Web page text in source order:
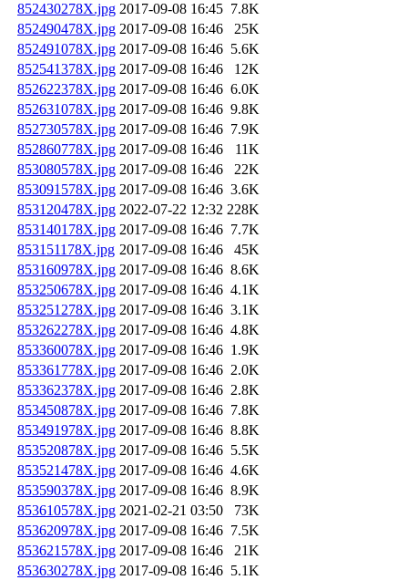
852430278X.jpg 2017-09-08 16:45 7.8K
852490478X.jpg 2017-09-08 16:46
25K
852491078X.jpg 2017-09-08 16:46 5.6K
852541378X.jpg 2017-09-08 16:46
12K
852622378X.jpg 2017-09-08 16:46 6.0K
852631078X.jpg 2017-09-08 16:46 9.8K
852730578X.jpg 2017-09-08 16:46 7.9K
852860778X.jpg 2017-09-08 16:46
11K
853080578X.jpg 2017-09-08 16:46
22K
853091578X.jpg 2017-09-08 16:46 3.6K
853120478X.jpg 2022-07-22 12:32 228K
853140178X.jpg 2017-09-08 16:46 7.7K
853151178X.jpg 2017-09-08 16:46
45K
853160978X.jpg 2017-09-08 16:46 8.6K
853250678X.jpg 2017-09-08 16:46 4.1K
853251278X.jpg 2017-09-08 16:46 3.1K
853262278X.jpg 2017-09-08 16:46 4.8K
853360078X.jpg 2017-09-08 16:46 1.9K
853361778X.jpg 2017-09-08 16:46 2.0K
853362378X.jpg 2017-09-08 16:46 2.8K
853450878X.jpg 2017-09-08 16:46 7.8K
853491978X.jpg 2017-09-08 16:46 8.8K
853520878X.jpg 2017-09-08 16:46 5.5K
853521478X.jpg 2017-09-08 16:46 4.6K
853590378X.jpg 2017-09-08 16:46 8.9K
853610578X.jpg 2021-02-21 03:50
73K
853620978X.jpg 2017-09-08 16:46 7.5K
853621578X.jpg 2017-09-08 16:46
21K
853630278X.jpg 2017-09-08 16:46 5.1K